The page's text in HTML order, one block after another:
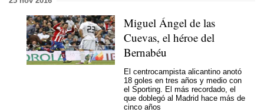
Miguel Ángel de las
Cuevas, el héroe del
Bernabéu
El centrocampista alicantino anotó
18 goles en tres años y medio con
el Sporting. El más recordado, el
que doblegó al Madrid hace más de
cinco años